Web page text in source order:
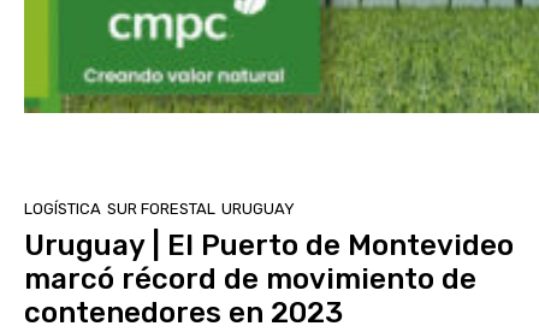
LOGÍSTICA SUR FORESTAL URUGUAY
Uruguay | El Puerto de Montevideo
marcó récord de movimiento de
contenedores en 2023